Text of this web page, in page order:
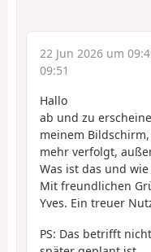
22 Jun 2026 um
09:51
Hallo
ab und zu
meinem
mehr verfolgt,
Was ist das und
Mit freundlichen
Yves. Ein treuer
PS: Das betrifft